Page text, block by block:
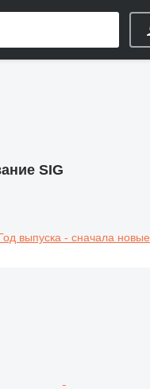
SIG
выпуска - сначала новые